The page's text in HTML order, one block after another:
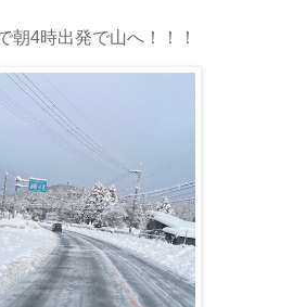
朝4時出発で山へ！！！